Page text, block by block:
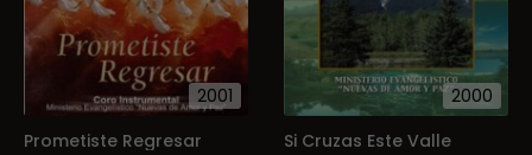
2001
Prometiste Regresar
2000
Si Cruzas Este Valle